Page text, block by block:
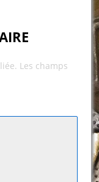
Les champs